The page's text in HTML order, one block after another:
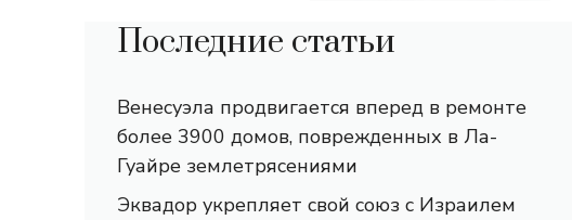
Последние статьи
Венесуэла продвигается вперед в ремонте
более 3900 домов, поврежденных в Ла-
Гуайре землетрясениями
Эквадор укрепляет свой союз с Израилем